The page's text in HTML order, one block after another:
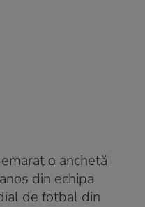
o anchetă
din echipa
de fotbal din